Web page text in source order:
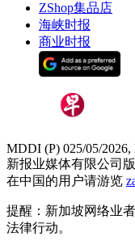
ZShop集品店
海峡时报
商业时报
MDDI (P) 025/05/
新报业媒体有限公司
在中国的用户请游览
提醒：新加坡网络业
法律行动。